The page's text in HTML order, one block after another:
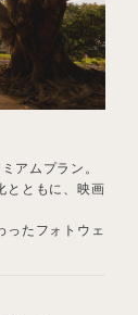
アムプラン。
とともに、映画
ったフォトウェ